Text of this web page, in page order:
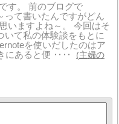
す。 前のブログで
って書いたんですがどん
いますよね～。 今回はそ
いて私の体験談をもとに
を使いだしたのはア
にあると便 ‥‥
主婦の